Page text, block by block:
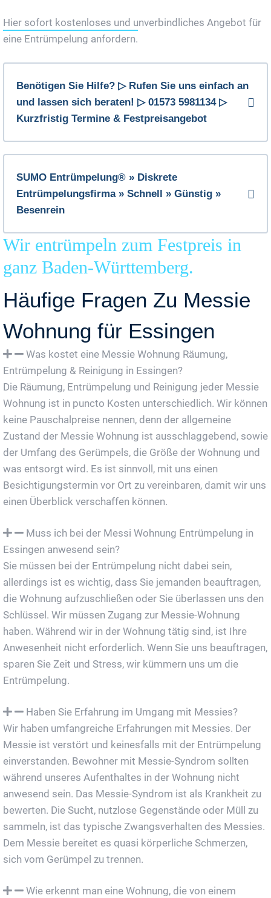
Hier sofort kostenloses und unverbindliches Angebot für
eine Entrümpelung anfordern.
Benötigen Sie Hilfe? ▷ Rufen Sie uns einfach an
und lassen sich beraten! ▷ 01573 5981134 ▷
Kurzfristig Termine & Festpreisangebot
SUMO Entrümpelung® » Diskrete
Entrümpelungsfirma » Schnell » Günstig »
Besenrein
Wir entrümpeln zum Festpreis in
ganz Baden-Württemberg.
Häufige Fragen Zu Messie
Wohnung für Essingen
Was kostet eine Messie Wohnung Räumung,
Entrümpelung & Reinigung in Essingen?
Die Räumung, Entrümpelung und Reinigung jeder Messie
Wohnung ist in puncto Kosten unterschiedlich. Wir können
keine Pauschalpreise nennen, denn der allgemeine
Zustand der Messie Wohnung ist ausschlaggebend, sowie
der Umfang des Gerümpels, die Größe der Wohnung und
was entsorgt wird. Es ist sinnvoll, mit uns einen
Besichtigungstermin vor Ort zu vereinbaren, damit wir uns
einen Überblick verschaffen können.
Muss ich bei der Messi Wohnung Entrümpelung in
Essingen anwesend sein?
Sie müssen bei der Entrümpelung nicht dabei sein,
allerdings ist es wichtig, dass Sie jemanden beauftragen,
die Wohnung aufzuschließen oder Sie überlassen uns den
Schlüssel. Wir müssen Zugang zur Messie-Wohnung
haben. Während wir in der Wohnung tätig sind, ist Ihre
Anwesenheit nicht erforderlich. Wenn Sie uns beauftragen,
sparen Sie Zeit und Stress, wir kümmern uns um die
Entrümpelung.
Haben Sie Erfahrung im Umgang mit Messies?
Wir haben umfangreiche Erfahrungen mit Messies. Der
Messie ist verstört und keinesfalls mit der Entrümpelung
einverstanden. Bewohner mit Messie-Syndrom sollten
während unseres Aufenthaltes in der Wohnung nicht
anwesend sein. Das Messie-Syndrom ist als Krankheit zu
bewerten. Die Sucht, nutzlose Gegenstände oder Müll zu
sammeln, ist das typische Zwangsverhalten des Messies.
Dem Messie bereitet es quasi körperliche Schmerzen,
sich vom Gerümpel zu trennen.
Wie erkennt man eine Wohnung, die von einem